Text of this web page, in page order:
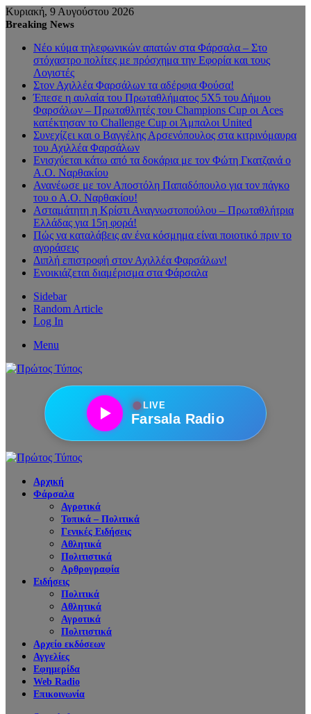
Κυριακή, 9 Αυγούστου 2026
Breaking News
Νέο κύμα τηλεφωνικών απατών στα Φάρσαλα – Στο
στόχαστρο πολίτες με πρόσχημα την Εφορία και τους
Λογιστές
Στον Αχιλλέα Φαρσάλων τα αδέρφια Φούσα!
Έπεσε η αυλαία του Πρωταθλήματος 5Χ5 του Δήμου
Φαρσάλων – Πρωταθλητές του Champions Cup οι Aces
κατέκτησαν το Challenge Cup οι Άμπαλοι United
Συνεχίζει και ο Βαγγέλης Αρσενόπουλος στα κιτρινόμαυρα
του Αχιλλέα Φαρσάλων
Ενισχύεται κάτω από τα δοκάρια με τον Φώτη Γκατζανά ο
Α.Ο. Ναρθακίου
Ανανέωσε με τον Αποστόλη Παπαδόπουλο για τον πάγκο
του ο Α.Ο. Ναρθακίου!
Ασταμάτητη η Κρίστι Αναγνωστοπούλου – Πρωταθλήτρια
Ελλάδας για 15η φορά!
Πώς να καταλάβεις αν ένα κόσμημα είναι ποιοτικό πριν το
αγοράσεις
Διπλή επιστροφή στον Αχιλλέα Φαρσάλων!
Ενοικιάζεται διαμέρισμα στα Φάρσαλα
Sidebar
Random Article
Log In
Menu
●LIVE
Farsala Radio
Αρχική
Φάρσαλα
Αγροτικά
Τοπικά – Πολιτικά
Γενικές Ειδήσεις
Αθλητικά
Πολιτιστικά
Αρθρογραφία
Ειδήσεις
Πολιτικά
Αθλητικά
Αγροτικά
Πολιτιστικά
Αρχείο εκδόσεων
Αγγελίες
Εφημερίδα
Web Radio
Επικοινωνία